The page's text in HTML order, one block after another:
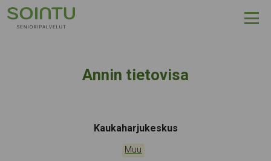
Hyppää sisältöön
Annin tietovisa
Tapahtumapaikka:
Kaukaharjukeskus
Kategoriat:
Muu